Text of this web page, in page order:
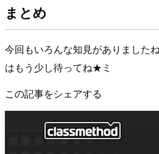
まとめ
今回もいろんな知見がありました
はもう少し待ってね★ミ
この記事をシェアする